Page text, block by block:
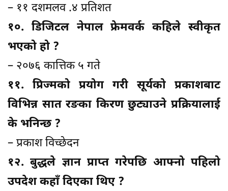
– ११ दशमलव .४ प्रतिशत
१०. डिजिटल नेपाल फ्रेमवर्क कहिले स्वीकृत
भएको हो ?
– २०७६ कात्तिक ५ गते
११. प्रिज्मको प्रयोग गरी सूर्यको प्रकाशबाट
विभिन्न सात रङका किरण छुट्याउने प्रक्रियालाई
के भनिन्छ ?
– प्रकाश विच्छेदन
१२. बुद्धले ज्ञान प्राप्त गरेपछि आफ्नो पहिलो
उपदेश कहाँ दिएका थिए ?